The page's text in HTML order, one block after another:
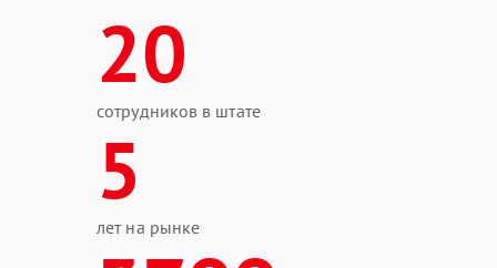
20
сотрудников в штате
5
лет на рынке